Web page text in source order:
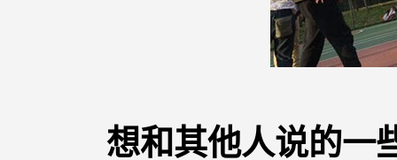
想和其他人说的一